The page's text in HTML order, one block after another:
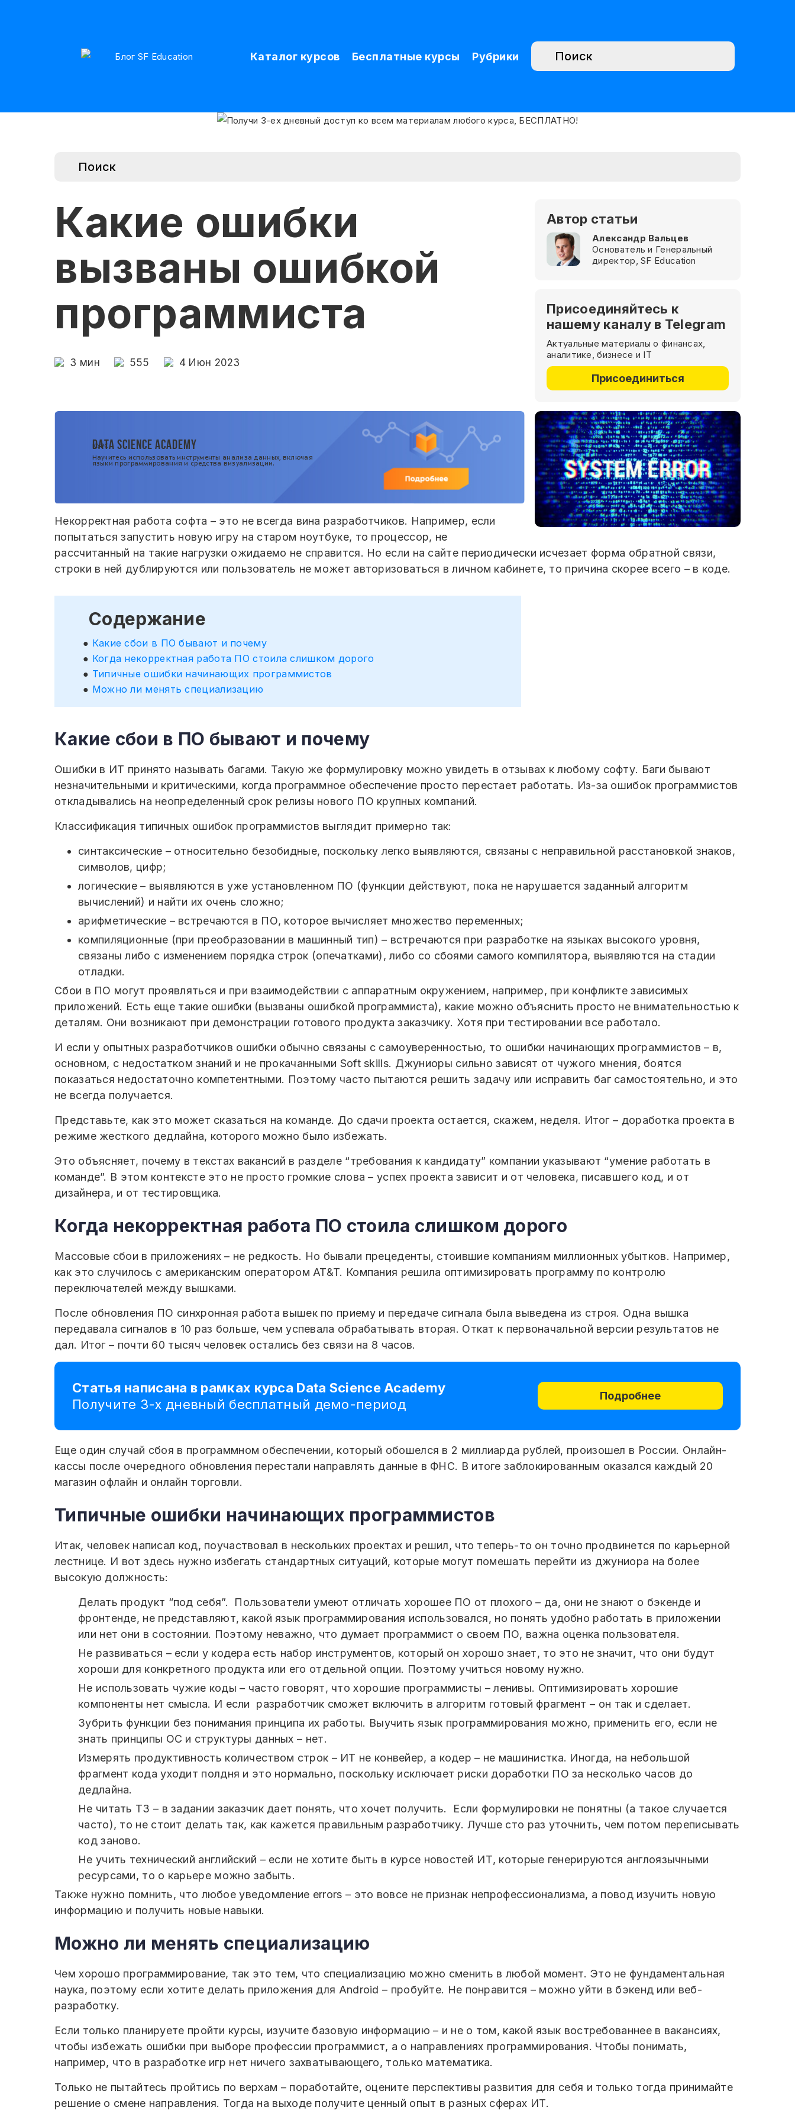
Каталог курсов Бесплатные курсы Рубрики
Какие ошибки
вызваны ошибкой
программиста
3 мин 555 4 Июн 2023
Автор статьи
Александр Вальцев
Основатель и Генеральный
директор, SF Education
Присоединяйтесь к
нашему каналу в Telegram
Актуальные материалы о финансах,
аналитике, бизнесе и IT
Присоединиться
КУРС
DATA SCIENCE ACADEMY
Научитесь использовать инструменты анализа данных, включая
языки программирования и средства визуализации.
Некорректная работа софта – это не всегда вина разработчиков. Например, если
попытаться запустить новую игру на старом ноутбуке, то процессор, не
рассчитанный на такие нагрузки ожидаемо не справится. Но если на сайте периодически исчезает форма обратной связи,
строки в ней дублируются или пользователь не может авторизоваться в личном кабинете, то причина скорее всего – в коде.
Содержание
Какие сбои в ПО бывают и почему
Когда некорректная работа ПО стоила слишком дорого
Типичные ошибки начинающих программистов
Можно ли менять специализацию
Какие сбои в ПО бывают и почему
Ошибки в ИТ принято называть багами. Такую же формулировку можно увидеть в отзывах к любому софту. Баги бывают
незначительными и критическими, когда программное обеспечение просто перестает работать. Из-за ошибок программистов
откладывались на неопределенный срок релизы нового ПО крупных компаний.
Классификация типичных ошибок программистов выглядит примерно так:
синтаксические – относительно безобидные, поскольку легко выявляются, связаны с неправильной расстановкой знаков,
символов, цифр;
логические – выявляются в уже установленном ПО (функции действуют, пока не нарушается заданный алгоритм
вычислений) и найти их очень сложно;
арифметические – встречаются в ПО, которое вычисляет множество переменных;
компиляционные (при преобразовании в машинный тип) – встречаются при разработке на языках высокого уровня,
связаны либо с изменением порядка строк (опечатками), либо со сбоями самого компилятора, выявляются на стадии
отладки.
Сбои в ПО могут проявляться и при взаимодействии с аппаратным окружением, например, при конфликте зависимых
приложений. Есть еще такие ошибки (вызваны ошибкой программиста), какие можно объяснить просто не внимательностью к
деталям. Они возникают при демонстрации готового продукта заказчику. Хотя при тестировании все работало.
И если у опытных разработчиков ошибки обычно связаны с самоуверенностью, то ошибки начинающих программистов – в,
основном, с недостатком знаний и не прокачанными Soft skills. Джуниоры сильно зависят от чужого мнения, боятся
показаться недостаточно компетентными. Поэтому часто пытаются решить задачу или исправить баг самостоятельно, и это
не всегда получается.
Представьте, как это может сказаться на команде. До сдачи проекта остается, скажем, неделя. Итог – доработка проекта в
режиме жесткого дедлайна, которого можно было избежать.
Это объясняет, почему в текстах вакансий в разделе “требования к кандидату” компании указывают “умение работать в
команде”. В этом контексте это не просто громкие слова – успех проекта зависит и от человека, писавшего код, и от
дизайнера, и от тестировщика.
Когда некорректная работа ПО стоила слишком дорого
Массовые сбои в приложениях – не редкость. Но бывали прецеденты, стоившие компаниям миллионных убытков. Например,
как это случилось с американским оператором AT&T. Компания решила оптимизировать программу по контролю
переключателей между вышками.
После обновления ПО синхронная работа вышек по приему и передаче сигнала была выведена из строя. Одна вышка
передавала сигналов в 10 раз больше, чем успевала обрабатывать вторая. Откат к первоначальной версии результатов не
дал. Итог – почти 60 тысяч человек остались без связи на 8 часов.
Статья написана в рамках курса Data Science Academy
Получите 3-х дневный бесплатный демо-период
Подробнее
Еще один случай сбоя в программном обеспечении, который обошелся в 2 миллиарда рублей, произошел в России. Онлайн-
кассы после очередного обновления перестали направлять данные в ФНС. В итоге заблокированным оказался каждый 20
магазин офлайн и онлайн торговли.
Типичные ошибки начинающих программистов
Итак, человек написал код, поучаствовал в нескольких проектах и решил, что теперь-то он точно продвинется по карьерной
лестнице. И вот здесь нужно избегать стандартных ситуаций, которые могут помешать перейти из джуниора на более
высокую должность:
Делать продукт “под себя”. Пользователи умеют отличать хорошее ПО от плохого – да, они не знают о бэкенде и
фронтенде, не представляют, какой язык программирования использовался, но понять удобно работать в приложении
или нет они в состоянии. Поэтому неважно, что думает программист о своем ПО, важна оценка пользователя.
Не развиваться – если у кодера есть набор инструментов, который он хорошо знает, то это не значит, что они будут
хороши для конкретного продукта или его отдельной опции. Поэтому учиться новому нужно.
Не использовать чужие коды – часто говорят, что хорошие программисты – ленивы. Оптимизировать хорошие
компоненты нет смысла. И если разработчик сможет включить в алгоритм готовый фрагмент – он так и сделает.
Зубрить функции без понимания принципа их работы. Выучить язык программирования можно, применить его, если не
знать принципы ОС и структуры данных – нет.
Измерять продуктивность количеством строк – ИТ не конвейер, а кодер – не машинистка. Иногда, на небольшой
фрагмент кода уходит полдня и это нормально, поскольку исключает риски доработки ПО за несколько часов до
дедлайна.
Не читать ТЗ – в задании заказчик дает понять, что хочет получить. Если формулировки не понятны (а такое случается
часто), то не стоит делать так, как кажется правильным разработчику. Лучше сто раз уточнить, чем потом переписывать
код заново.
Не учить технический английский – если не хотите быть в курсе новостей ИТ, которые генерируются англоязычными
ресурсами, то о карьере можно забыть.
Также нужно помнить, что любое уведомление errors – это вовсе не признак непрофессионализма, а повод изучить новую
информацию и получить новые навыки.
Можно ли менять специализацию
Чем хорошо программирование, так это тем, что специализацию можно сменить в любой момент. Это не фундаментальная
наука, поэтому если хотите делать приложения для Android – пробуйте. Не понравится – можно уйти в бэкенд или веб-
разработку.
Если только планируете пройти курсы, изучите базовую информацию – и не о том, какой язык востребованнее в вакансиях,
чтобы избежать ошибки при выборе профессии программист, а о направлениях программирования. Чтобы понимать,
например, что в разработке игр нет ничего захватывающего, только математика.
Только не пытайтесь пройтись по верхам – поработайте, оцените перспективы развития для себя и только тогда принимайте
решение о смене направления. Тогда на выходе получите ценный опыт в разных сферах ИТ.